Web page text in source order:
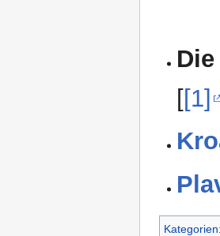
[[1]
Kategorien: